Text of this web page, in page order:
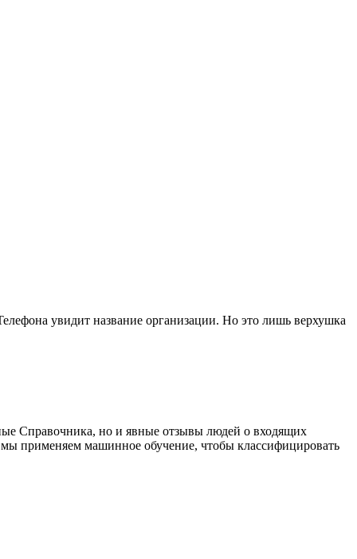
увидит название организации. Но это лишь верхушка
Справочника, но и явные отзывы людей о входящих
применяем машинное обучение, чтобы классифицировать